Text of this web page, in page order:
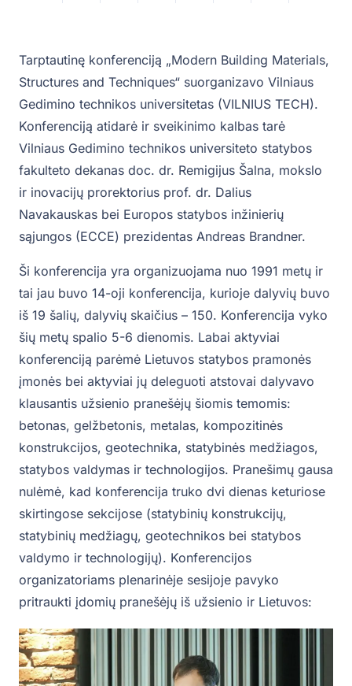
Tarptautinę konferenciją „Modern Building Materials,
Structures and Techniques“ suorganizavo Vilniaus
Gedimino technikos universitetas (VILNIUS TECH).
Konferenciją atidarė ir sveikinimo kalbas tarė
Vilniaus Gedimino technikos universiteto statybos
fakulteto dekanas doc. dr. Remigijus Šalna, mokslo
ir inovacijų prorektorius prof. dr. Dalius
Navakauskas bei Europos statybos inžinierių
sąjungos (ECCE) prezidentas Andreas Brandner.
Ši konferencija yra organizuojama nuo 1991 metų ir
tai jau buvo 14-oji konferencija, kurioje dalyvių buvo
iš 19 šalių, dalyvių skaičius – 150. Konferencija vyko
šių metų spalio 5-6 dienomis. Labai aktyviai
konferenciją parėmė Lietuvos statybos pramonės
įmonės bei aktyviai jų deleguoti atstovai dalyvavo
klausantis užsienio pranešėjų šiomis temomis:
betonas, gelžbetonis, metalas, kompozitinės
konstrukcijos, geotechnika, statybinės medžiagos,
statybos valdymas ir technologijos. Pranešimų gausa
nulėmė, kad konferencija truko dvi dienas keturiose
skirtingose sekcijose (statybinių konstrukcijų,
statybinių medžiagų, geotechnikos bei statybos
valdymo ir technologijų). Konferencijos
organizatoriams plenarinėje sesijoje pavyko
pritraukti įdomių pranešėjų iš užsienio ir Lietuvos: